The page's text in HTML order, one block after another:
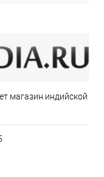
магазин индийской